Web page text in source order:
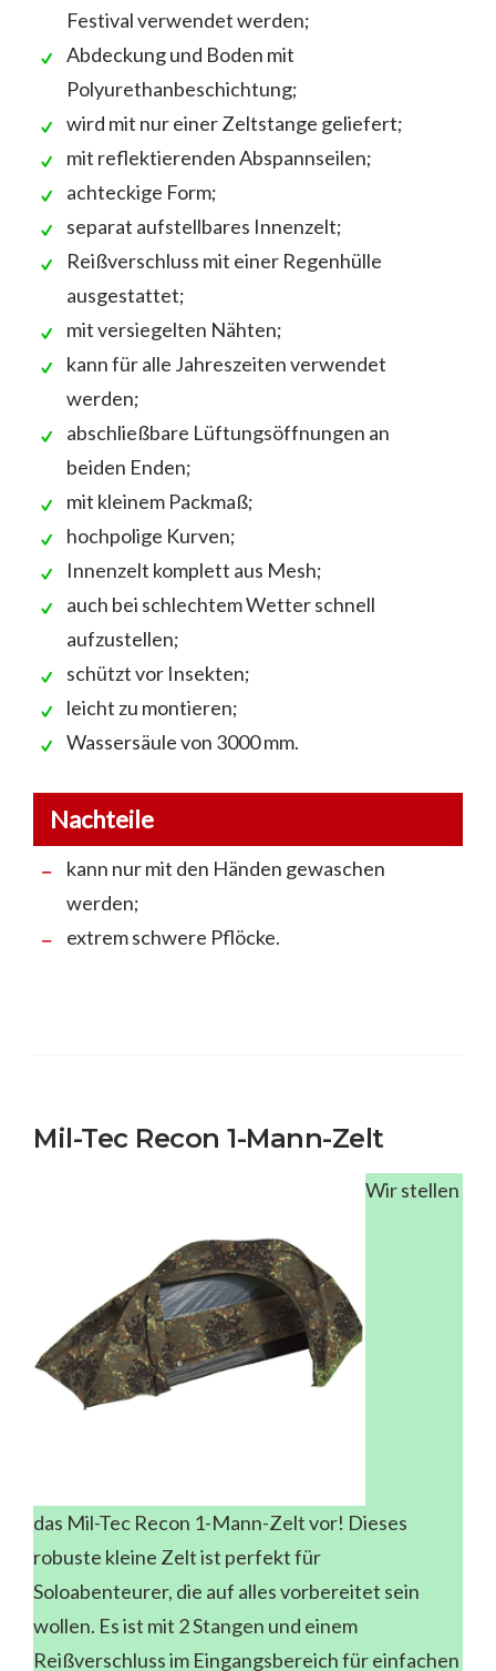
Festival verwendet werden;
Abdeckung und Boden mit
Polyurethanbeschichtung;
wird mit nur einer Zeltstange geliefert;
mit reflektierenden Abspannseilen;
achteckige Form;
separat aufstellbares Innenzelt;
Reißverschluss mit einer Regenhülle
ausgestattet;
mit versiegelten Nähten;
kann für alle Jahreszeiten verwendet
werden;
abschließbare Lüftungsöffnungen an
beiden Enden;
mit kleinem Packmaß;
hochpolige Kurven;
Innenzelt komplett aus Mesh;
auch bei schlechtem Wetter schnell
aufzustellen;
schützt vor Insekten;
leicht zu montieren;
Wassersäule von 3000 mm.
Nachteile
kann nur mit den Händen gewaschen
werden;
extrem schwere Pflöcke.
Mil-Tec Recon 1-Mann-Zelt
Wir stellen
das Mil-Tec Recon 1-Mann-Zelt vor! Dieses
robuste kleine Zelt ist perfekt für
Soloabenteurer, die auf alles vorbereitet sein
wollen. Es ist mit 2 Stangen und einem
Reißverschluss im Eingangsbereich für einfachen